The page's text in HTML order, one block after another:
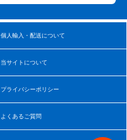
個人輸入・配送について
当サイトについて
プライバシーポリシー
よくあるご質問